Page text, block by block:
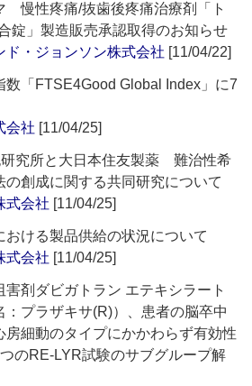
慢性疼痛/抜歯後疼痛治療剤「ト
錠」製造販売承認取得のお知らせ
ド・ジョンソン株式会社 [11/04/22]
数「FTSE4Good Global Index」に7
会社 [11/04/25]
究所と大日本住友製薬 難治性希
の創成に関する共同研究について
式会社 [11/04/25]
おける製品供給の状況について
式会社 [11/04/25]
害剤ダビガトラン エテキシラート
：プラザキサ(R)）、患者の脳卒中
房細動のタイプにかかわらず有効性
のRE-LYR試験のサブグループ解